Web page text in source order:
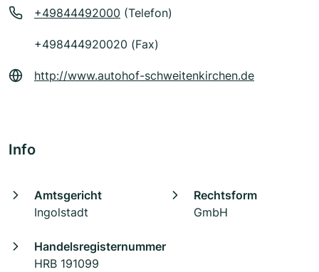
+49844492000 (Telefon)
+498444920020 (Fax)
http://www.autohof-schweitenkirchen.de
Info
Amtsgericht
Ingolstadt
Rechtsform
GmbH
Handelsregisternummer
HRB 191099